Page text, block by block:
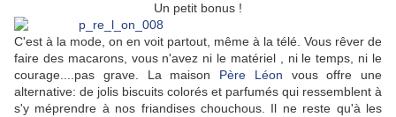
Un petit bonus !
C'est à la mode, on en voit partout, même à la télé. Vous rêver de
faire des macarons, vous n'avez ni le matériel , ni le temps, ni le
courage....pas grave. La maison Père Léon vous offre une
alternative: de jolis biscuits colorés et parfumés qui ressemblent à
s'y méprendre à nos friandises chouchous. Il ne reste qu'à les